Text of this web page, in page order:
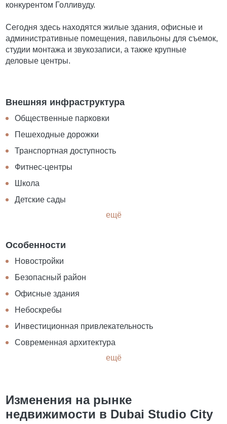
конкурентом Голливуду.
Сегодня здесь находятся жилые здания, офисные и
административные помещения, павильоны для съемок,
студии монтажа и звукозаписи, а также крупные
деловые центры.
Внешняя инфраструктура
Общественные парковки
Пешеходные дорожки
Транспортная доступность
Фитнес-центры
Школа
Детские сады
ещё
Особенности
Новостройки
Безопасный район
Офисные здания
Небоскребы
Инвестиционная привлекательность
Современная архитектура
ещё
Изменения на рынке
недвижимости в Dubai Studio City